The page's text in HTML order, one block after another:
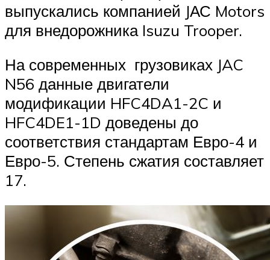
Меню
выпускались компанией JАС Motors
для внедорожника Isuzu Trooper.
На современных грузовиках JAC
N56 данные двигатели
модификации HFC4DA1-2C и
HFC4DE1-1D доведены до
соответствия стандартам Евро-4 и
Евро-5. Степень сжатия составляет
17.